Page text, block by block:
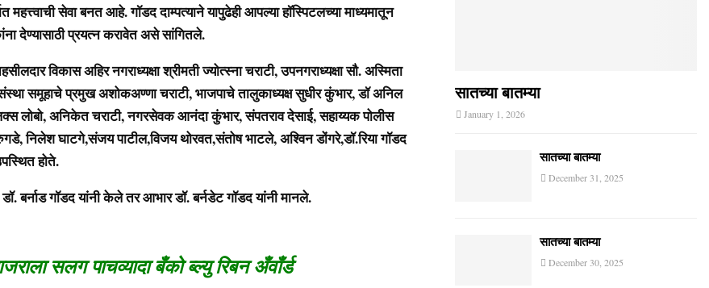
महत्त्वाची सेवा बनत आहे. गॉडद दाम्पत्याने यापुढेही आपल्या हॉस्पिटलच्या माध्यमातून
देण्यासाठी प्रयत्न करावेत असे सांगितले.
विकास अहिर नगराध्यक्षा श्रीमती ज्योत्स्ना चराटी, उपनगराध्यक्षा सौ. अस्मिता
समूहाचे प्रमुख अशोकअण्णा चराटी, भाजपाचे तालुकाध्यक्ष सुधीर कुंभार, डॉ अनिल
लोबो, अनिकेत चराटी, नगरसेवक आनंदा कुंभार, संपतराव देसाई, सहाय्यक पोलीस
निलेश घाटगे,संजय पाटील,विजय थोरवत,संतोष भाटले, अश्विन डोंगरे,डॉ.रिया गॉडद
होते.
बर्नाड गॉडद यांनी केले तर आभार डॉ. बर्नडेट गॉडद यांनी मानले.
सलग पाचव्यादा बँको ब्ल्यु रिबन अँवाँर्ड
सातच्या बातम्या
January 1, 2026
सातच्या बातम्या
December 31, 2025
सातच्या बातम्या
December 30, 2025